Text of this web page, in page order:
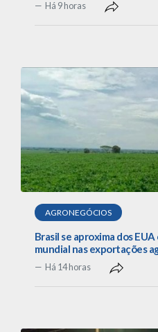
Há 9 horas
AGRONEGÓCIOS
Brasil se aproxima dos
mundial nas exportações
Há 14 horas